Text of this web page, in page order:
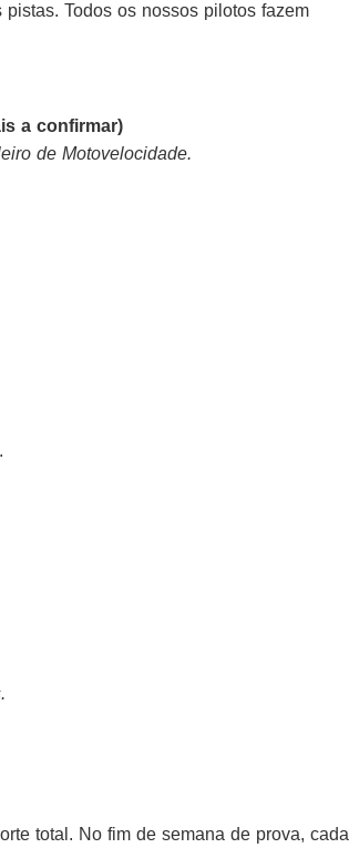
Todos os nossos pilotos fazem
a confirmar)
de Motovelocidade.
total. No fim de semana de prova, cada